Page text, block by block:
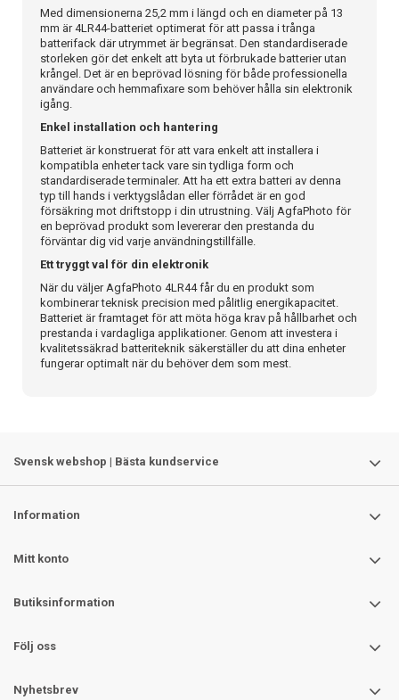
Med dimensionerna 25,2 mm i längd och en diameter på 13
mm är 4LR44-batteriet optimerat för att passa i trånga
batterifack där utrymmet är begränsat. Den standardiserade
storleken gör det enkelt att byta ut förbrukade batterier utan
krångel. Det är en beprövad lösning för både professionella
användare och hemmafixare som behöver hålla sin elektronik
igång.
Enkel installation och hantering
Batteriet är konstruerat för att vara enkelt att installera i
kompatibla enheter tack vare sin tydliga form och
standardiserade terminaler. Att ha ett extra batteri av denna
typ till hands i verktygslådan eller förrådet är en god
försäkring mot driftstopp i din utrustning. Välj AgfaPhoto för
en beprövad produkt som levererar den prestanda du
förväntar dig vid varje användningstillfälle.
Ett tryggt val för din elektronik
När du väljer AgfaPhoto 4LR44 får du en produkt som
kombinerar teknisk precision med pålitlig energikapacitet.
Batteriet är framtaget för att möta höga krav på hållbarhet och
prestanda i vardagliga applikationer. Genom att investera i
kvalitetssäkrad batteriteknik säkerställer du att dina enheter
fungerar optimalt när du behöver dem som mest.
Svensk webshop | Bästa kundservice
Information
Mitt konto
Butiksinformation
Följ oss
Nyhetsbrev